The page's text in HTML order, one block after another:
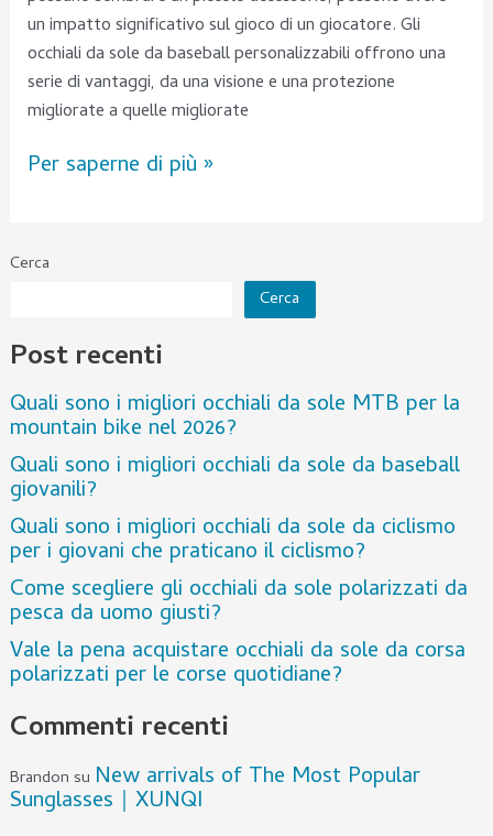
Cerca
Cerca
Post recenti
Quali sono i migliori occhiali da sole MTB per la
mountain bike nel 2026?
Quali sono i migliori occhiali da sole da baseball
giovanili?
Quali sono i migliori occhiali da sole da ciclismo
per i giovani che praticano il ciclismo?
Come scegliere gli occhiali da sole polarizzati da
pesca da uomo giusti?
Vale la pena acquistare occhiali da sole da corsa
polarizzati per le corse quotidiane?
Commenti recenti
Brandon su New arrivals of The Most Popular
Sunglasses｜XUNQI
un impatto significativo sul gioco di un giocatore. Gli
occhiali da sole da baseball personalizzabili offrono una
serie di vantaggi, da una visione e una protezione
migliorate a quelle migliorate
Per saperne di più »